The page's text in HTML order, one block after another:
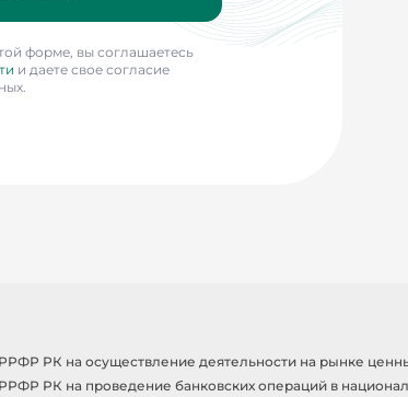
форме, вы соглашаетесь
и даете свое согласие
РК на осуществление деятельности на рынке
РК на проведение банковских операций в